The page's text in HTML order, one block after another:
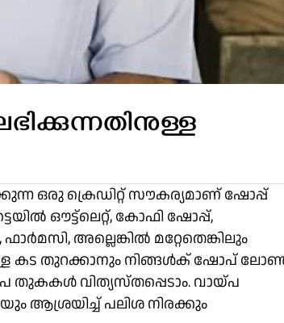
ഒരു ക്രെഡിറ്റ് സൗകര്യമാണ് ഷോപ്പ്
ഔട്ട്‌ലെറ്റ്, കോഫി ഷോപ്പ്,
അല്ലെങ്കിൽ മറ്റേതെങ്കിലും
കട തുറക്കാനും നിങ്ങൾക് ഷോപ്
തുകകൾ വിത്യസ്തപ്പെടാം. വായ്പ
പലിശ നിരക്കും